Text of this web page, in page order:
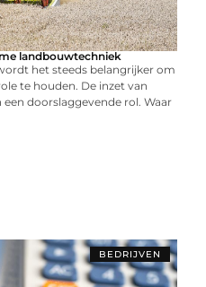
landbouwtechniek
het steeds belangrijker om
te houden. De inzet van
doorslaggevende rol. Waar
BEDRIJVEN